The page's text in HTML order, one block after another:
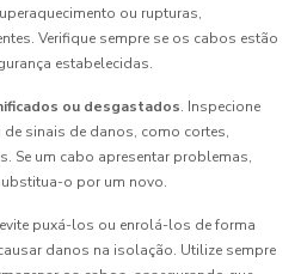
ou rupturas,
Verifique sempre se os cabos estão
estabelecidas.
ou desgastados. Inspecione
sinais de danos, como cortes,
Se um cabo apresentar problemas,
o por um novo.
puxá-los ou enrolá-los de forma
danos na isolação. Utilize sempre